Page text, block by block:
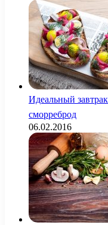
Идеальный
сморреброд
06.02.2016